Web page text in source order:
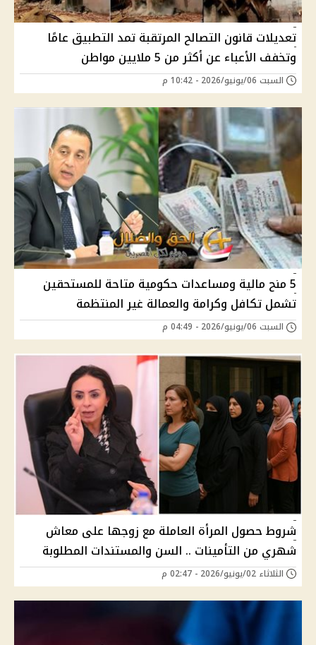
تعديلات قانون التصالح المرتقبة تمد التطبيق عامًا
وتخفف الأعباء عن أكثر من 5 ملايين مواطن
السبت 06/يونيو/2026 - 10:42 م
5 منح مالية ومساعدات حكومية متاحة للمستحقين
تشمل تكافل وكرامة والعمالة غير المنتظمة
السبت 06/يونيو/2026 - 04:49 م
شروط حصول المرأة العاملة مع زوجها على معاش
شهري من التأمينات .. السن والمستندات المطلوبة
الثلاثاء 02/يونيو/2026 - 02:47 م